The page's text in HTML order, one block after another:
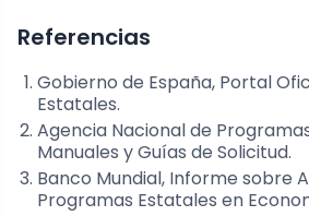
Referencias
Gobierno de España, Portal
Estatales.
Agencia Nacional de
Manuales y Guías de Solicitud.
Banco Mundial, Informe sobre
Programas Estatales en